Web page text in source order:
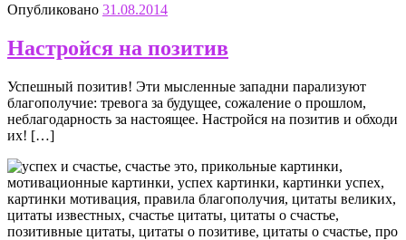
Опубликовано 31.08.2014
Настройся на позитив
Успешный позитив! Эти мысленные западни парализуют
благополучие: тревога за будущее, сожаление о прошлом,
неблагодарность за настоящее. Настройся на позитив и обходи
их! […]